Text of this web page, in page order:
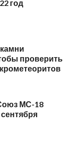
год
проверить
МС-18